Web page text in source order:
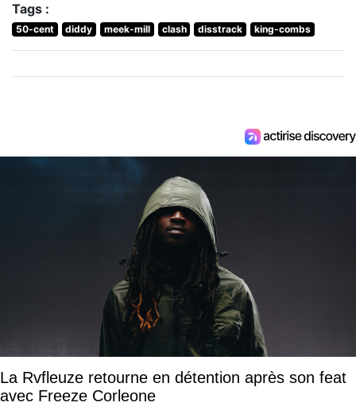
Tags :
50-cent diddy meek-mill clash disstrack king-combs
La Rvfleuze retourne en détention après son feat
avec Freeze Corleone